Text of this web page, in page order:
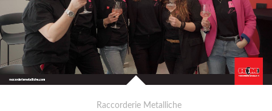
Raccorderie Metalliche